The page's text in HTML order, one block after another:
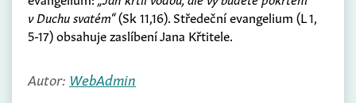
v Duchu svatém“(Sk 11,16). Středeční evangelium (L 1,
5-17) obsahuje zaslíbení Jana Křtitele.
Autor: WebAdmin